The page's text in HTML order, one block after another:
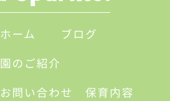
ホーム
ブログ
園のご紹介
お問い合わせ
保育内容